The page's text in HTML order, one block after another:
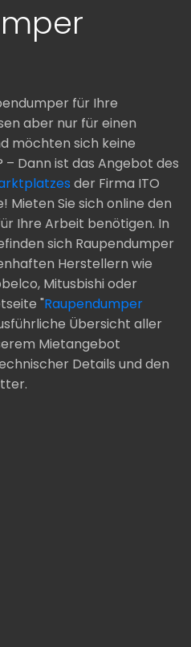
für Ihre
aber nur für einen
möchten sich keine
Dann ist das Angebot des
der Firma ITO
Mieten Sie sich online den
Ihre Arbeit benötigen. In
sich Raupendumper
Herstellern wie
Mitusbishi oder
"Raupendumper
Übersicht aller
Mietangebot
Details und den